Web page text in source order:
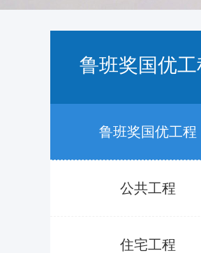
鲁班奖国优工
鲁班奖国优工程
公共工程
住宅工程